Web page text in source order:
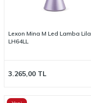
Lexon Mina M Led Lamba Lila
LH64LL
3.265,00 TL